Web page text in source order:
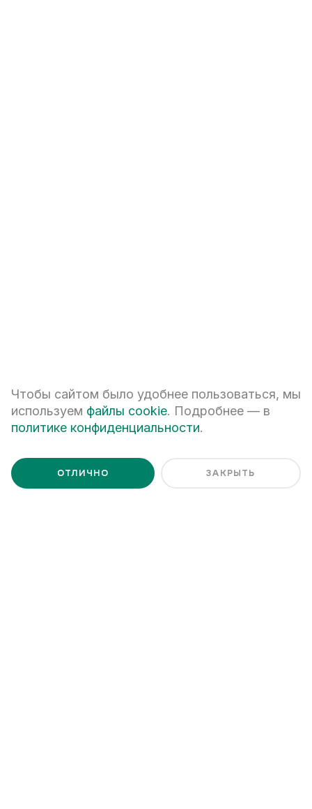
Я ознакомлен с
Политикой обработки персональных данных
Чтобы сайтом было удобнее пользоваться, мы
используем файлы cookie. Подробнее — в
политике конфиденциальности.
ОТЛИЧНО ЗАКРЫТЬ